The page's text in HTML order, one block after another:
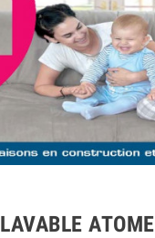
ATOME